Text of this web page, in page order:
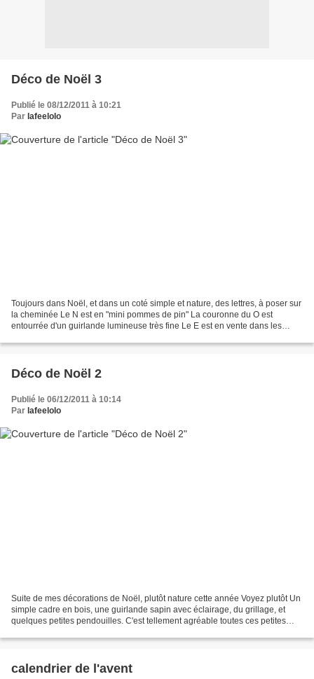
Déco de Noël 3
Publié le 08/12/2011 à 10:21
Par lafeelolo
Toujours dans Noël, et dans un coté simple et nature, des lettres, à poser sur
la cheminée Le N est en "mini pommes de pin" La couronne du O est
entourrée d'un guirlande lumineuse très fine Le E est en vente dans les
Déco de Noël 2
Publié le 06/12/2011 à 10:14
Par lafeelolo
Suite de mes décorations de Noël, plutôt nature cette année Voyez plutôt Un
simple cadre en bois, une guirlande sapin avec éclairage, du grillage, et
quelques petites pendouilles. C'est tellement agréable toutes ces petites
calendrier de l'avent